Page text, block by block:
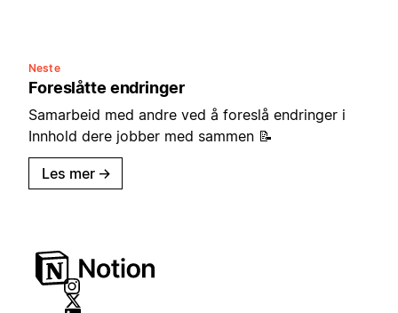
Neste
Foreslåtte endringer
Samarbeid med andre ved å foreslå endringer i
Innhold dere jobber med sammen 📝
Les mer →